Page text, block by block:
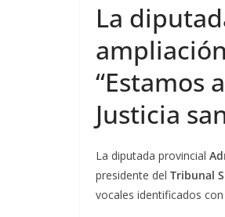
La
“Estamos
Justicia
La diputada provincial
presidente del Tribunal
vocales identificados